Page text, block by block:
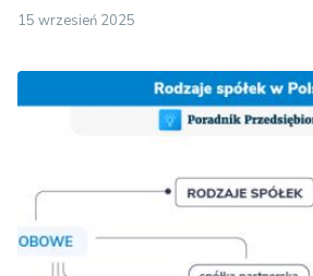
15 wrzesień 2025